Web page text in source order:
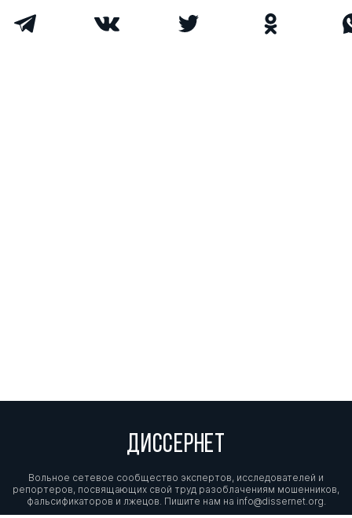
ДИССЕРНЕТ
Вольное сетевое сообщество экспертов, исследователей и
репортеров, посвящающих свой труд разоблачениям мошенников,
фальсификаторов и лжецов. Пишите нам на info@dissernet.org.